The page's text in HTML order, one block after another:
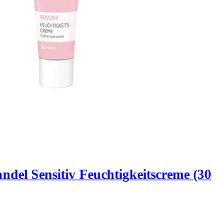
Sensitiv Feuchtigkeitscreme (30